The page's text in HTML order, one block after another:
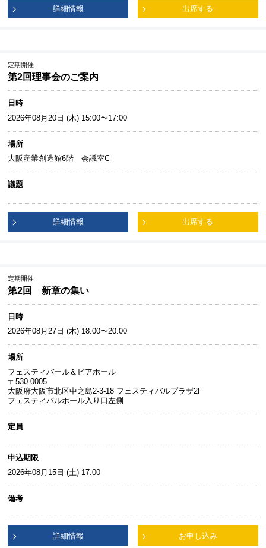
詳細情報 出席する
定期開催
第2回理事会のご案内
日時
2026年08月20日 (木) 15:00〜17:00
場所
大阪産業創造館6階 会議室C
議題
詳細情報 出席する
定期開催
第2回 新章の集い
日時
2026年08月27日 (木) 18:00〜20:00
場所
フェスティバール＆ビアホール
〒530-0005
大阪府大阪市北区中之島2-3-18 フェスティバルプラザ2F
フェスティバルホール入り口左側
定員
申込期限
2026年08月15日 (土) 17:00
備考
詳細情報 お申し込み